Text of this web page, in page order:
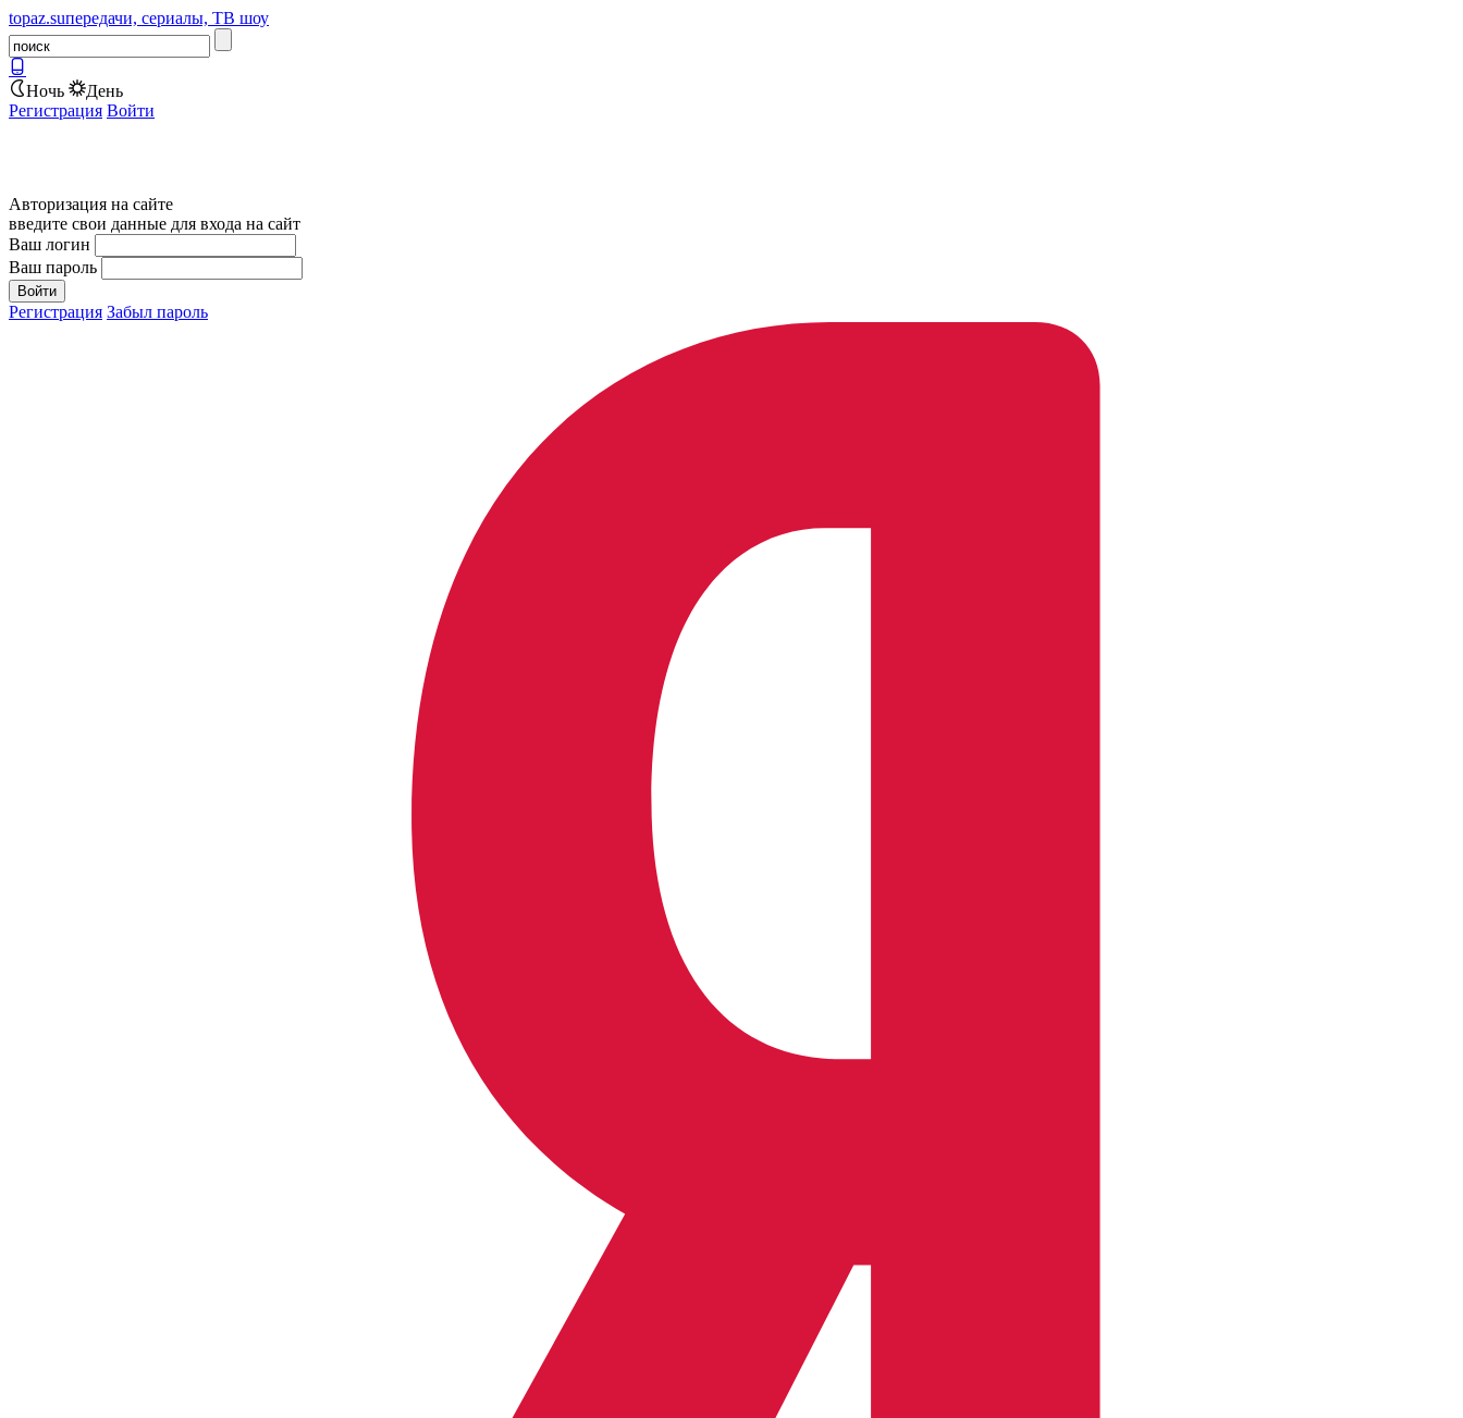
topaz.suпередачи, сериалы, ТВ шоу
Ночь
День
Регистрация Войти
Авторизация на сайте
введите свои данные для входа на сайт
Ваш логин
Ваш пароль
Регистрация Забыл пароль